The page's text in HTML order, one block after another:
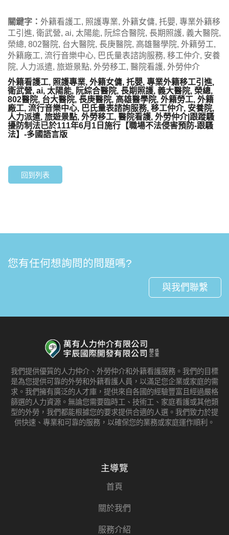
關鍵字： 外籍看護工, 照護專業, 外籍女傭, 托嬰, 專業外籍移
工引進, 衛武營, ai, 太陽能, 阮綜合醫院, 長期照護, 義大醫院,
榮總, 802醫院, 台大醫院, 長庚醫院, 高雄醫學院, 外籍勞工,
外籍廠工, 流行音樂中心, 巴氏量表諮詢服務, 移工仲介, 安養
院, 人力派遣, 旅遊景點, 外勞移工, 醫院看護, 外勞仲介
外籍看護工, 照護專業, 外籍女傭, 托嬰, 專業外籍移工引進,
衛武營, ai, 太陽能, 阮綜合醫院, 長期照護, 義大醫院, 榮總,
802醫院, 台大醫院, 長庚醫院, 高雄醫學院, 外籍勞工, 外籍
廠工, 流行音樂中心, 巴氏量表諮詢服務, 移工仲介, 安養院,
人力派遣, 旅遊景點, 外勞移工, 醫院看護, 外勞仲介|跟蹤騷
擾防制法已於111年6月1日施行【職場不法侵害預防-跟騷
法】-多國語言版
回到列表
您有任何想詢問的問題嗎?
與我們聯繫
我們提供優質的人力仲介、外勞仲介和外籍看護服務。我們的目標
是為您提供可靠的外勞和外籍看護人員，以滿足您企業或家庭的需
求。我們擁有廣泛的人才庫，提供來自各國的經驗豐富且經過嚴格
篩選的人力資源。無論您需要臨時工、技術工、家庭看護或其他類
型的外勞，我們都能根據您的要求提供合適的人選。我們致力於提
供快速、專業和可靠的服務，以確保您的業務或家庭運作順利。
主導覽
首頁
關於我們
服務介紹